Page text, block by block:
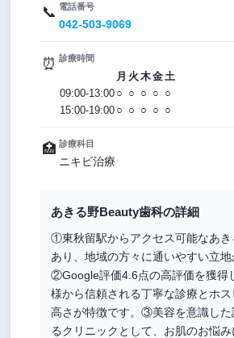
📞 電話番号
042-503-9069
⏰ 診療時間
月 火 木金 土
09:00-13:00 ○ ○ ○ ○ ○
15:00-19:00 ○ ○ ○ ○ ○
🏥 診療科目
ニキビ治療
あきる野Beauty歯科の詳細
①東秋留駅からアクセス可能なあき
あり、地域の方々に通いやすい立地
②Google評価4.6点の高評価を獲得
様から信頼される丁寧な診療とホ
高さが特徴です。③美容を意識した
るクリニックとして、お肌のお悩